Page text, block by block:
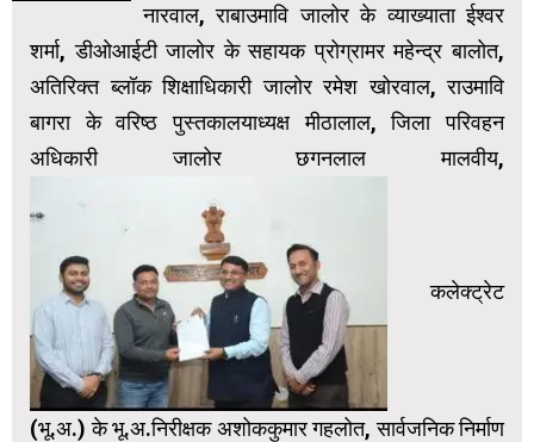
नारवाल, राबाउमावि जालोर के व्याख्याता ईश्वर
शर्मा, डीओआईटी जालोर के सहायक प्रोग्रामर महेन्द्र बालोत,
अतिरिक्त ब्लॉक शिक्षाधिकारी जालोर रमेश खोरवाल, राउमावि
बागरा के वरिष्ठ पुस्तकालयाध्यक्ष मीठालाल, जिला परिवहन
अधिकारी जालोर छगनलाल मालवीय,
कलेक्ट्रेट
(भू.अ.) के भू.अ.निरीक्षक अशोककुमार गहलोत, सार्वजनिक निर्माण